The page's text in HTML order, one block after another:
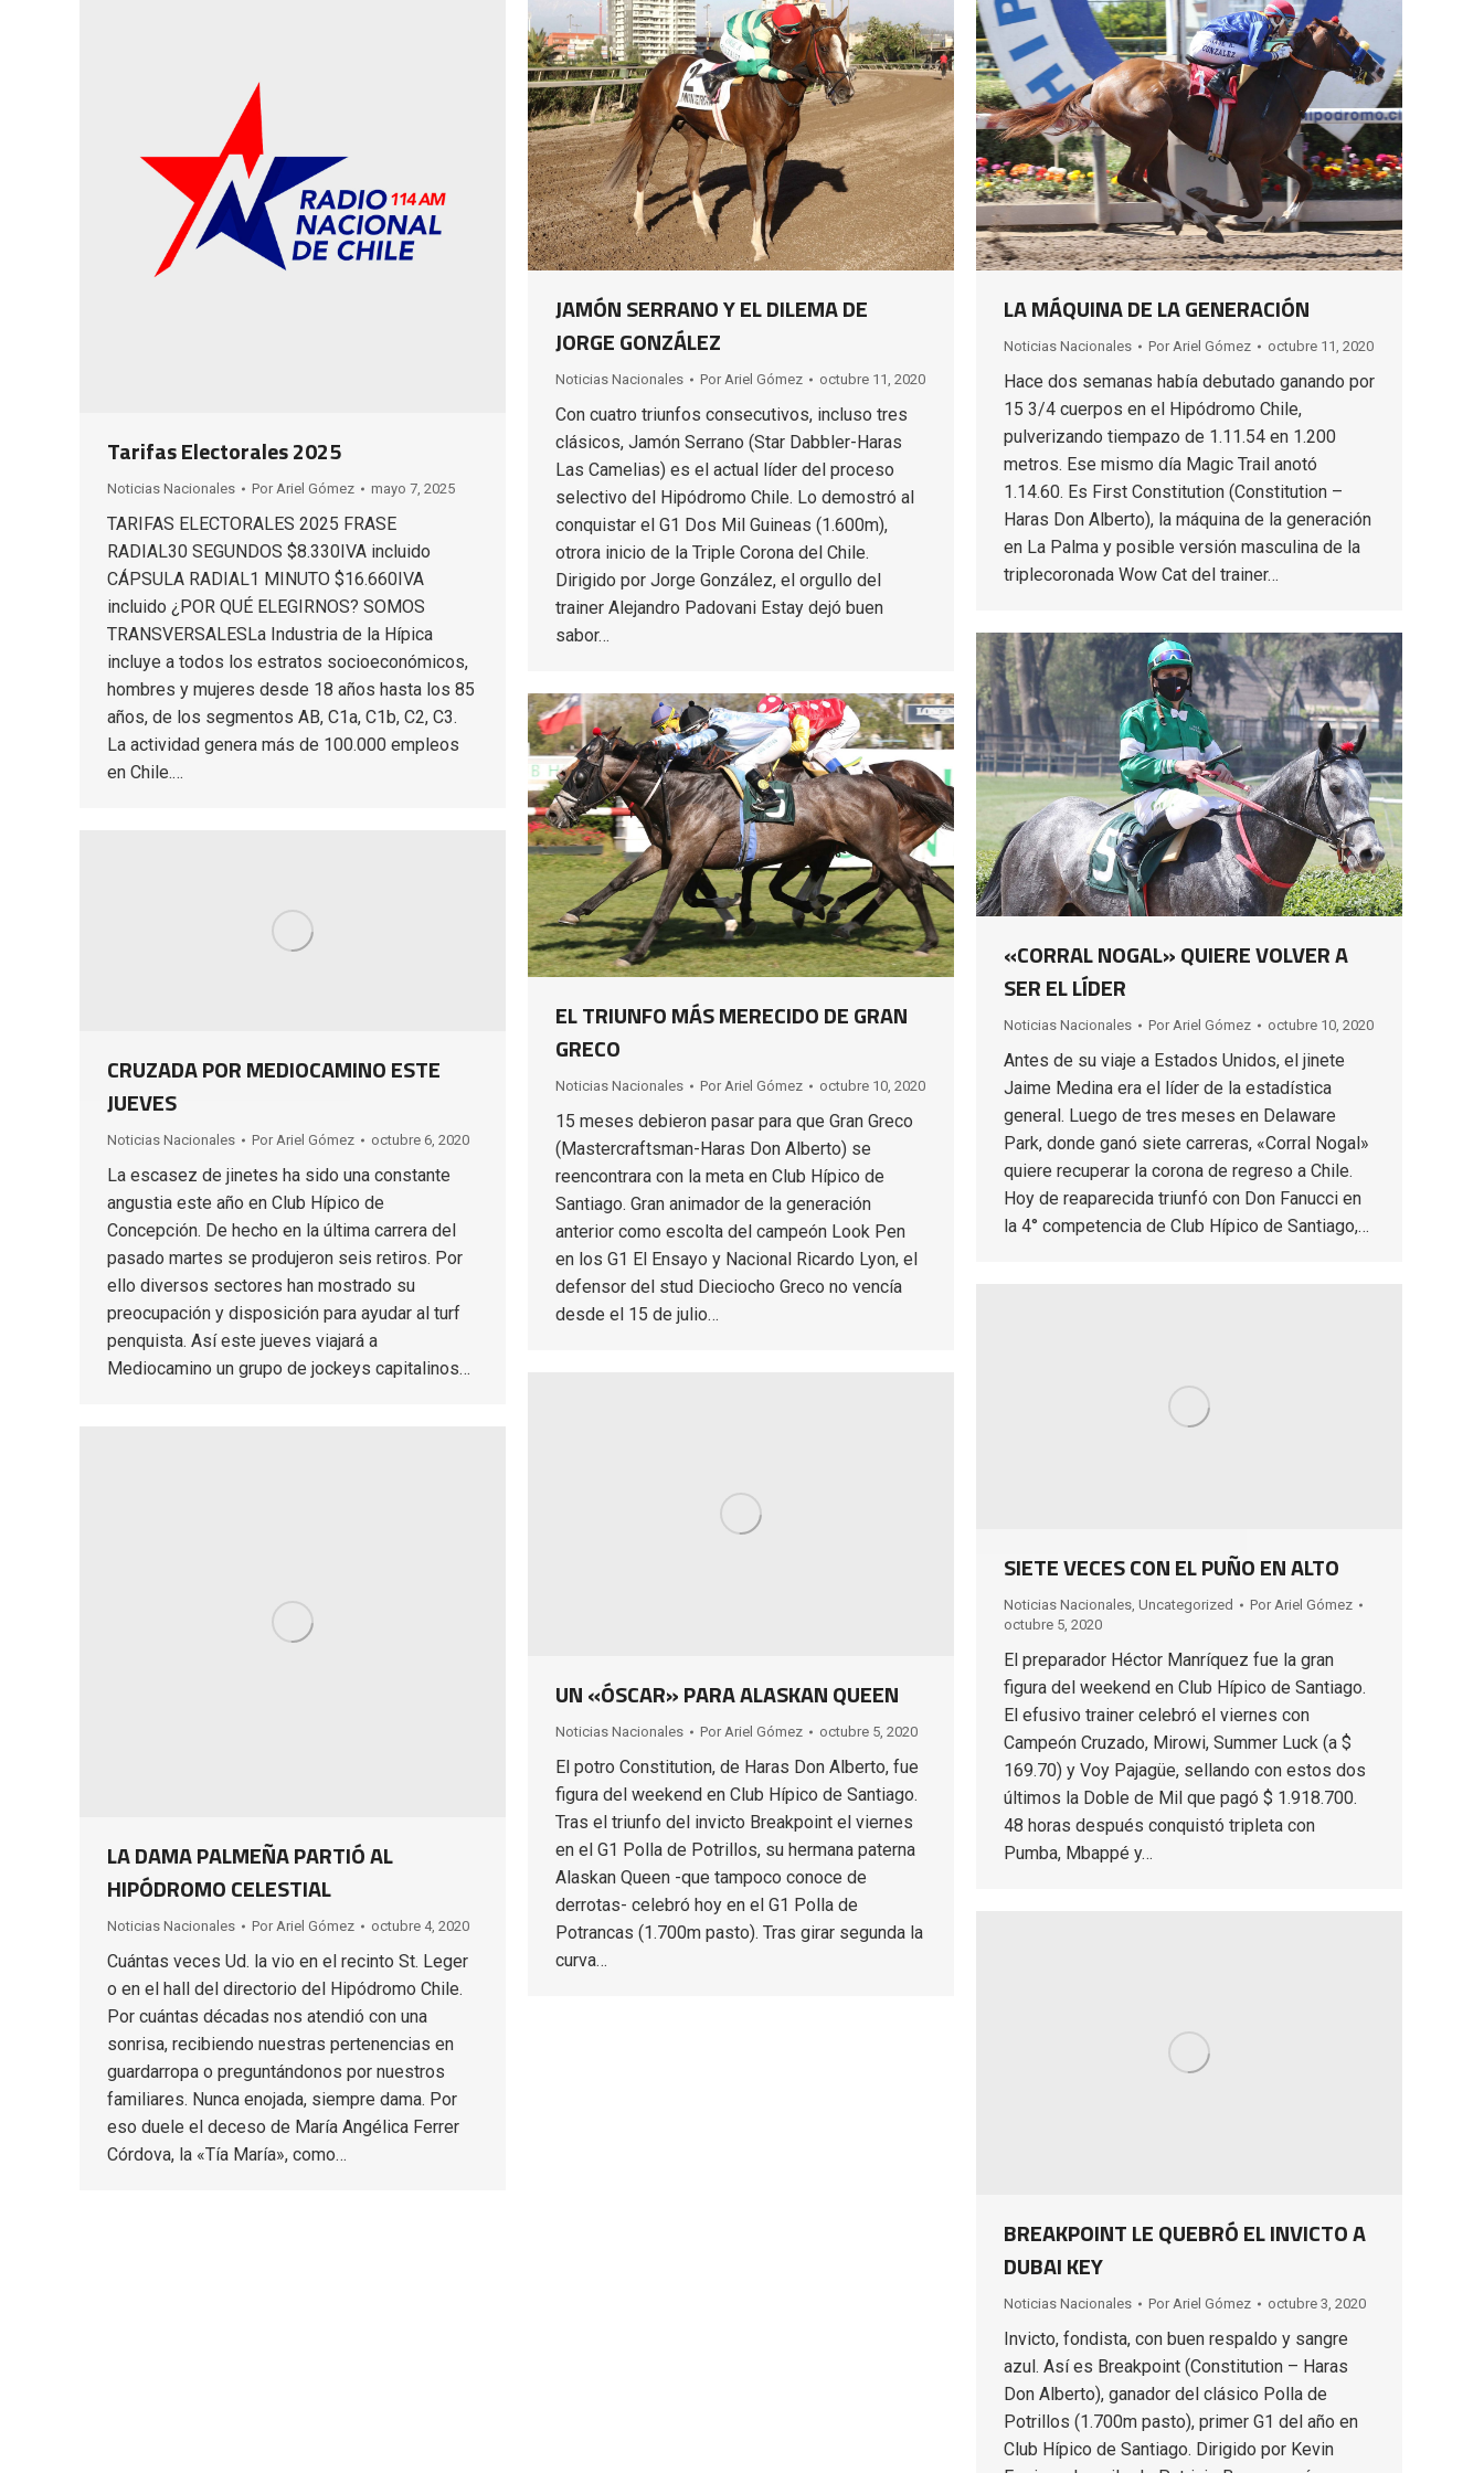
Tarifas Electorales 2025
Noticias Nacionales Por Ariel Gómez mayo 7, 2025
TARIFAS ELECTORALES 2025 FRASE
RADIAL30 SEGUNDOS $8.330IVA incluido
CÁPSULA RADIAL1 MINUTO $16.660IVA
incluido ¿POR QUÉ ELEGIRNOS? SOMOS
TRANSVERSALESLa Industria de la Hípica
incluye a todos los estratos socioeconómicos,
hombres y mujeres desde 18 años hasta los 85
años, de los segmentos AB, C1a, C1b, C2, C3.
La actividad genera más de 100.000 empleos
en Chile.…
JAMÓN SERRANO Y EL DILEMA DE
JORGE GONZÁLEZ
Noticias Nacionales Por Ariel Gómez octubre 11, 2020
Con cuatro triunfos consecutivos, incluso tres
clásicos, Jamón Serrano (Star Dabbler-Haras
Las Camelias) es el actual líder del proceso
selectivo del Hipódromo Chile. Lo demostró al
conquistar el G1 Dos Mil Guineas (1.600m),
otrora inicio de la Triple Corona del Chile.
Dirigido por Jorge González, el orgullo del
trainer Alejandro Padovani Estay dejó buen
sabor…
LA MÁQUINA DE LA GENERACIÓN
Noticias Nacionales Por Ariel Gómez octubre 11, 2020
Hace dos semanas había debutado ganando por
15 3/4 cuerpos en el Hipódromo Chile,
pulverizando tiempazo de 1.11.54 en 1.200
metros. Ese mismo día Magic Trail anotó
1.14.60. Es First Constitution (Constitution –
Haras Don Alberto), la máquina de la generación
en La Palma y posible versión masculina de la
triplecoronada Wow Cat del trainer…
«CORRAL NOGAL» QUIERE VOLVER A
SER EL LÍDER
Noticias Nacionales Por Ariel Gómez octubre 10, 2020
Antes de su viaje a Estados Unidos, el jinete
Jaime Medina era el líder de la estadística
general. Luego de tres meses en Delaware
Park, donde ganó siete carreras, «Corral Nogal»
quiere recuperar la corona de regreso a Chile.
Hoy de reaparecida triunfó con Don Fanucci en
la 4° competencia de Club Hípico de Santiago,…
EL TRIUNFO MÁS MERECIDO DE GRAN
GRECO
Noticias Nacionales Por Ariel Gómez octubre 10, 2020
15 meses debieron pasar para que Gran Greco
(Mastercraftsman-Haras Don Alberto) se
reencontrara con la meta en Club Hípico de
Santiago. Gran animador de la generación
anterior como escolta del campeón Look Pen
en los G1 El Ensayo y Nacional Ricardo Lyon, el
defensor del stud Dieciocho Greco no vencía
desde el 15 de julio…
CRUZADA POR MEDIOCAMINO ESTE
JUEVES
Noticias Nacionales Por Ariel Gómez octubre 6, 2020
La escasez de jinetes ha sido una constante
angustia este año en Club Hípico de
Concepción. De hecho en la última carrera del
pasado martes se produjeron seis retiros. Por
ello diversos sectores han mostrado su
preocupación y disposición para ayudar al turf
penquista. Así este jueves viajará a
Mediocamino un grupo de jockeys capitalinos…
SIETE VECES CON EL PUÑO EN ALTO
Noticias Nacionales, Uncategorized Por Ariel Gómez
octubre 5, 2020
El preparador Héctor Manríquez fue la gran
figura del weekend en Club Hípico de Santiago.
El efusivo trainer celebró el viernes con
Campeón Cruzado, Mirowi, Summer Luck (a $
169.70) y Voy Pajagüe, sellando con estos dos
últimos la Doble de Mil que pagó $ 1.918.700.
48 horas después conquistó tripleta con
Pumba, Mbappé y…
UN «ÓSCAR» PARA ALASKAN QUEEN
Noticias Nacionales Por Ariel Gómez octubre 5, 2020
El potro Constitution, de Haras Don Alberto, fue
figura del weekend en Club Hípico de Santiago.
Tras el triunfo del invicto Breakpoint el viernes
en el G1 Polla de Potrillos, su hermana paterna
Alaskan Queen -que tampoco conoce de
derrotas- celebró hoy en el G1 Polla de
Potrancas (1.700m pasto). Tras girar segunda la
curva…
LA DAMA PALMEÑA PARTIÓ AL
HIPÓDROMO CELESTIAL
Noticias Nacionales Por Ariel Gómez octubre 4, 2020
Cuántas veces Ud. la vio en el recinto St. Leger
o en el hall del directorio del Hipódromo Chile.
Por cuántas décadas nos atendió con una
sonrisa, recibiendo nuestras pertenencias en
guardarropa o preguntándonos por nuestros
familiares. Nunca enojada, siempre dama. Por
eso duele el deceso de María Angélica Ferrer
Córdova, la «Tía María», como…
BREAKPOINT LE QUEBRÓ EL INVICTO A
DUBAI KEY
Noticias Nacionales Por Ariel Gómez octubre 3, 2020
Invicto, fondista, con buen respaldo y sangre
azul. Así es Breakpoint (Constitution – Haras
Don Alberto), ganador del clásico Polla de
Potrillos (1.700m pasto), primer G1 del año en
Club Hípico de Santiago. Dirigido por Kevin